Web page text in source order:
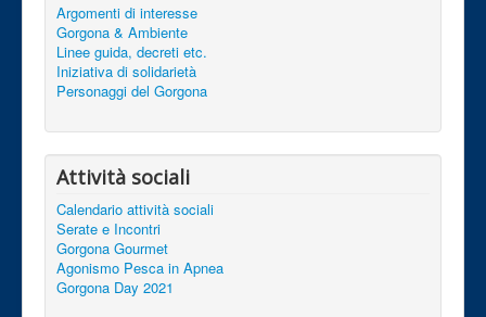
Argomenti di interesse
Gorgona & Ambiente
Linee guida, decreti etc.
Iniziativa di solidarietà
Personaggi del Gorgona
Attività sociali
Calendario attività sociali
Serate e Incontri
Gorgona Gourmet
Agonismo Pesca in Apnea
Gorgona Day 2021